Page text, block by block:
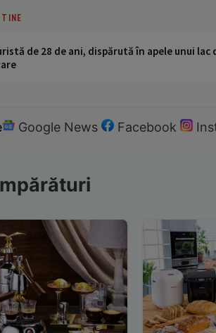
de 28 de ani, dispărută în apele unui
Google News Facebook